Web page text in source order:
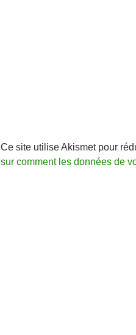
Ce site utilise Akismet pour
sur comment les données de